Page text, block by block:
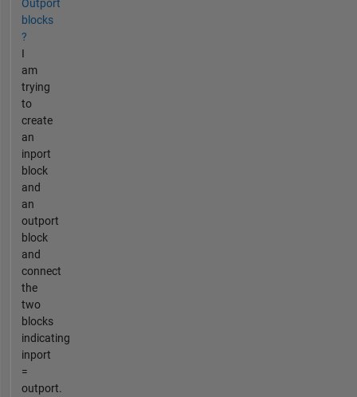
Outport
blocks
?
I
am
trying
to
create
an
inport
block
and
an
outport
block
and
connect
the
two
blocks
indicating
inport
=
outport.